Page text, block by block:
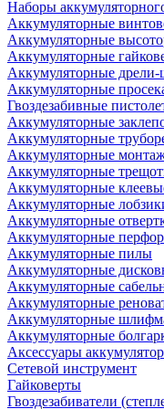
Наборы
Аккумуляторные
Аккумуляторные
Аккумуляторные
Аккумуляторные
Аккумуляторные
Гвоздезабивные
Аккумуляторные
Аккумуляторные
Аккумуляторные
Аккумуляторные
Аккумуляторные
Аккумуляторные
Аккумуляторные
Аккумуляторные
Аккумуляторные пилы
Аккумуляторные
Аккумуляторные
Аккумуляторные
Аккумуляторные
Аккумуляторные
Аксессуары
Сетевой инструмент
Гайковерты
Гвоздезабиватели